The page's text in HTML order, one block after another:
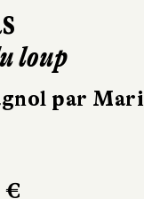
loup
par
€